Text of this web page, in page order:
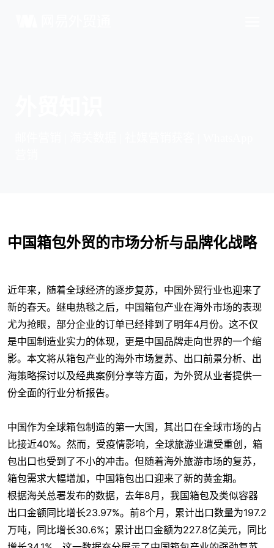
中国箱包外贸的市场分析与品牌化战略
近年来，随着全球经济的逐步复苏，中国外贸行业也迎来了
新的春天。继电热毯之后，中国箱包产业在海外市场的表现
尤为抢眼，部分企业的订单已经排到了明年4月份。这不仅
是中国制造业实力的体现，更是中国品牌走向世界的一个缩
影。本文将从箱包产业的海外市场复苏、出口前景分析、出
海策略探讨以及经典案例分享等方面，为外贸从业者提供一
份全面的行业分析报告。
中国作为全球箱包制造的第一大国，其出口在全球市场的占
比接近40%。然而，受疫情影响，全球旅游业遭受重创，箱
包出口也受到了不小的冲击。但随着海外旅游市场的复苏，
箱包需求大幅增加，中国箱包出口迎来了新的黄金期。
根据海关总署发布的数据，去年8月，我国箱包及类似容器
出口金额同比增长23.97%。前8个月，累计出口数量为197.2
万吨，同比增长30.6%；累计出口金额为227.8亿美元，同比